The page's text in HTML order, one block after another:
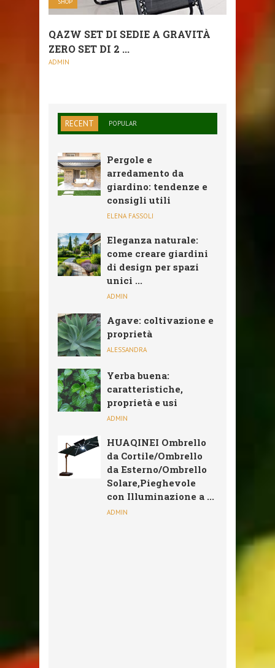
SHOP
QAZW SET DI SEDIE A GRAVITÀ
ZERO SET DI 2 ...
ADMIN
RECENT POPULAR
Pergole e
arredamento da
giardino: tendenze e
consigli utili
ELENA FASSOLI
Eleganza naturale:
come creare giardini
di design per spazi
unici ...
ADMIN
Agave: coltivazione e
proprietà
ALESSANDRA
Yerba buena:
caratteristiche,
proprietà e usi
ADMIN
HUAQINEI Ombrello
da Cortile/Ombrello
da Esterno/Ombrello
Solare,Pieghevole
con Illuminazione a ...
ADMIN